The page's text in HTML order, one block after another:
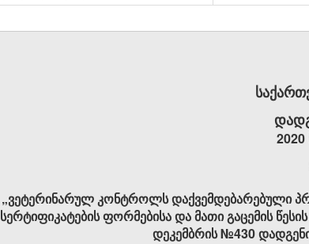
„ვეტერინარულ კონტროლს დაქვემდებარებული
სერტიფიკატების ფორმებისა და მათი გაცემის
დეკემბრის №430